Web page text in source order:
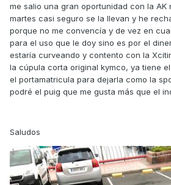
me salio una gran oportunidad con la
martes casi seguro se la llevan y he
porque no me convencía y de vez en
para el uso que le doy sino es por el
estaría curveando y contento con la
la cúpula corta original kymco, ya tiene
el portamatricula para dejarla como la
podré el puig que me gusta más que el
Saludos